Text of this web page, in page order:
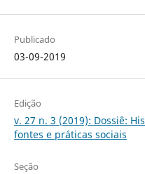
Publicado
03-09-2019
Edição
v. 27 n. 3 (2019): Dossiê:
fontes e práticas sociais
Seção